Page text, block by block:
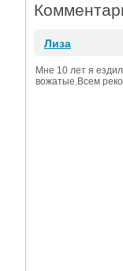
Лиза
Мне 10 лет я
вожатые.Всем